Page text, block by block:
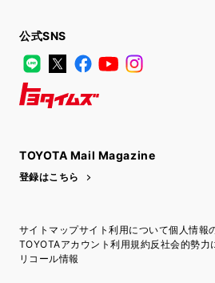
公式SNS
LINE
X FacebookYouTube
TOYOTA Mail Magazine
登録はこちら
サイトマップサイト利用について個人情報
TOYOTAアカウント利用規約反社会的勢力
リコール情報